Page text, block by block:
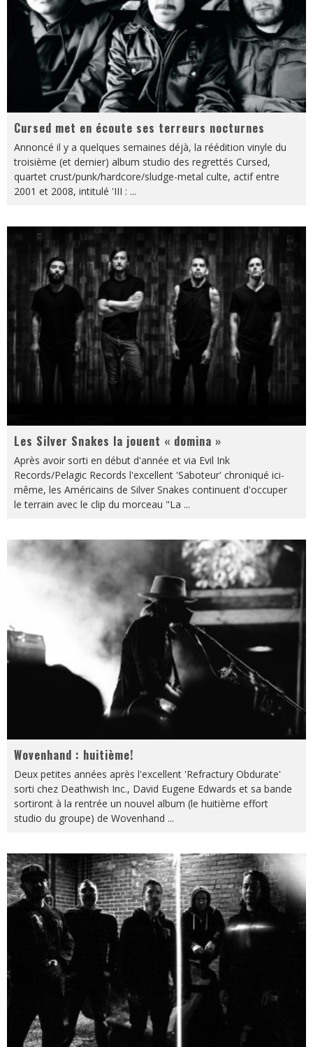
Cursed met en écoute ses terreurs nocturnes
Annoncé il y a quelques semaines déjà, la réédition vinyle du
troisième (et dernier) album studio des regrettés Cursed,
quartet crust/punk/hardcore/sludge-metal culte, actif entre
2001 et 2008, intitulé 'III : ...
Les Silver Snakes la jouent « domina »
Après avoir sorti en début d'année et via Evil Ink
Records/Pelagic Records l'excellent 'Saboteur' chroniqué ici-
même, les Américains de Silver Snakes continuent d'occuper
le terrain avec le clip du morceau "La ...
Wovenhand : huitième!
Deux petites années après l'excellent 'Refractury Obdurate'
sorti chez Deathwish Inc., David Eugene Edwards et sa bande
sortiront à la rentrée un nouvel album (le huitième effort
studio du groupe) de Wovenhand ...